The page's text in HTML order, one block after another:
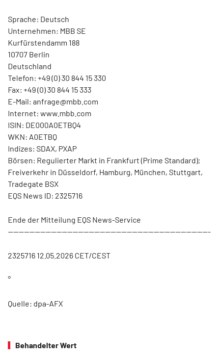
Sprache: Deutsch
Unternehmen: MBB SE
Kurfürstendamm 188
10707 Berlin
Deutschland
Telefon: +49 (0) 30 844 15 330
Fax: +49 (0) 30 844 15 333
E-Mail: anfrage@mbb.com
Internet: www.mbb.com
ISIN: DE000A0ETBQ4
WKN: A0ETBQ
Indizes: SDAX, PXAP
Börsen: Regulierter Markt in Frankfurt (Prime Standard);
Freiverkehr in Düsseldorf, Hamburg, München, Stuttgart,
Tradegate BSX
EQS News ID: 2325716
Ende der Mitteilung EQS News-Service
---------------------------------------------------------------------------
2325716 12.05.2026 CET/CEST
°
Quelle: dpa-AFX
Behandelter Wert